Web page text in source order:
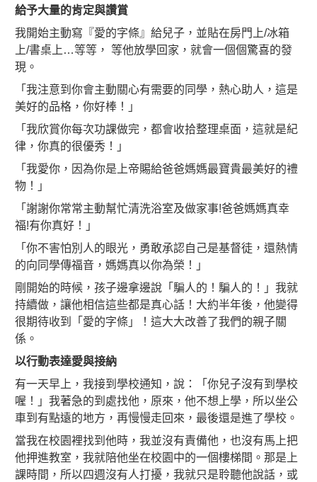
給予大量的肯定與讚賞
我開始主動寫『愛的字條』給兒子，並貼在房門上/冰箱
上/書桌上…等等， 等他放學回家，就會一個個驚喜的發
現。
「我注意到你會主動關心有需要的同學，熱心助人，這是
美好的品格，你好棒！」
「我欣賞你每次功課做完，都會收拾整理桌面，這就是紀
律，你真的很優秀！」
「我愛你，因為你是上帝賜給爸爸媽媽最寶貴最美好的禮
物！」
「謝謝你常常主動幫忙清洗浴室及做家事!爸爸媽媽真幸
福!有你真好！」
「你不害怕別人的眼光，勇敢承認自己是基督徒，還熱情
的向同學傳福音，媽媽真以你為榮！」
剛開始的時候，孩子邊拿邊說「騙人的！騙人的！」我就
持續做，讓他相信這些都是真心話！大約半年後，他變得
很期待收到「愛的字條」！這大大改善了我們的親子關
係。
以行動表達愛與接納
有一天早上，我接到學校通知，說：「你兒子沒有到學校
喔！」我著急的到處找他，原來，他不想上學，所以坐公
車到有點遠的地方，再慢慢走回來，最後還是進了學校。
當我在校園裡找到他時，我並沒有責備他，也沒有馬上把
他押進教室，我就陪他坐在校園中的一個樓梯間。那是上
課時間，所以四週沒有人打擾，我就只是聆聽他說話，或